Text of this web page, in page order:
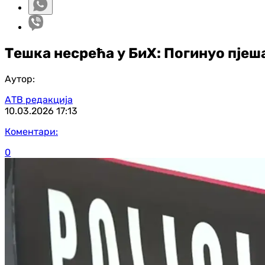
Тешка несрећа у БиХ: Погинуо
Аутор:
АТВ редакција
10.03.2026 17:13
Коментари:
0